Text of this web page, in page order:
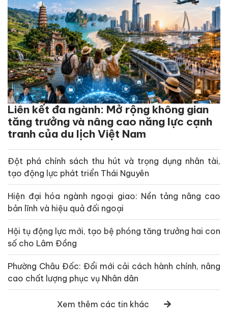
Liên kết đa ngành: Mở rộng không gian
tăng trưởng và nâng cao năng lực cạnh
tranh của du lịch Việt Nam
Đột phá chính sách thu hút và trọng dụng nhân tài,
tạo động lực phát triển Thái Nguyên
Hiện đại hóa ngành ngoại giao: Nền tảng nâng cao
bản lĩnh và hiệu quả đối ngoại
Hội tụ động lực mới, tạo bệ phóng tăng trưởng hai con
số cho Lâm Đồng
Phường Châu Đốc: Đổi mới cải cách hành chính, nâng
cao chất lượng phục vụ Nhân dân
Xem thêm các tin khác